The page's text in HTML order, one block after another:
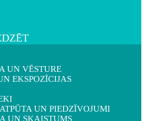
UN VĒSTURE
EKSPOZĪCIJAS
UN PIEDZĪVOJUMI
UN SKAISTUMS